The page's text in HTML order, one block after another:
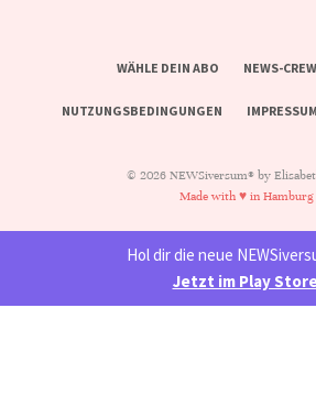
WÄHLE DEIN ABO NEWS-
NUTZUNGSBEDINGUNGEN IMPRESSUM
© 2026 NEWSiversum® by
Made with ♥ in Hamburg
Hol dir die neue
Jetzt im Play